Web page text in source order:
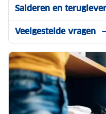
Salderen en
Veelgestelde vragen